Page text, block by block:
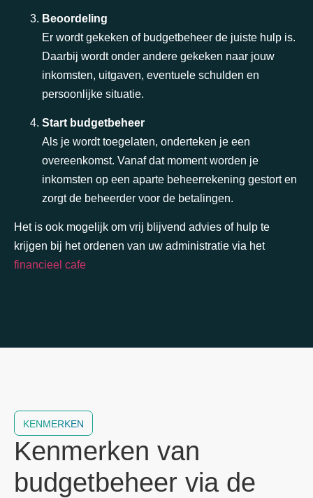
Beoordeling
Er wordt gekeken of budgetbeheer de juiste hulp is.
Daarbij wordt onder andere gekeken naar jouw
inkomsten, uitgaven, eventuele schulden en
persoonlijke situatie.
Start budgetbeheer
Als je wordt toegelaten, onderteken je een
overeenkomst. Vanaf dat moment worden je
inkomsten op een aparte beheerrekening gestort en
zorgt de beheerder voor de betalingen.
Het is ook mogelijk om vrij blijvend advies of hulp te
krijgen bij het ordenen van uw administratie via het
financieel cafe
KENMERKEN
Kenmerken van
budgetbeheer via de